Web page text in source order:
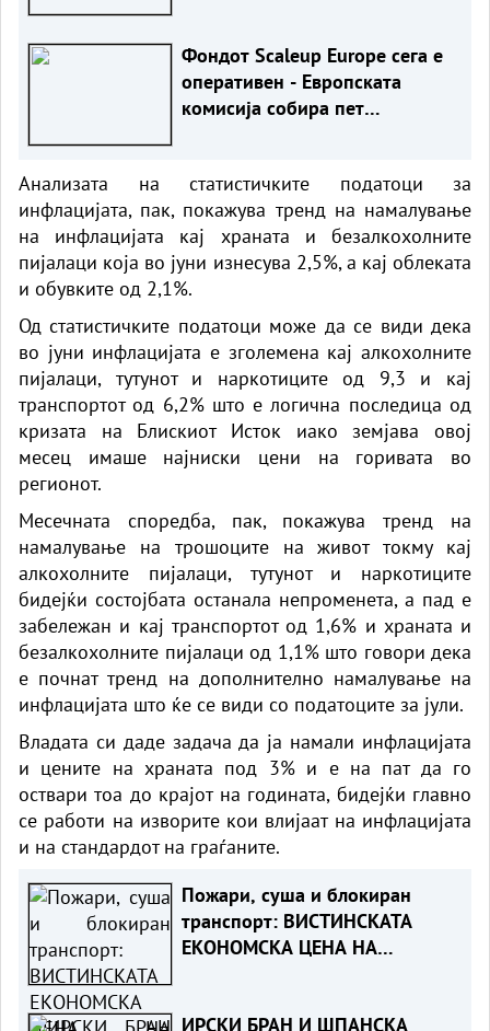
Фондот Scaleup Europe сега е
оперативен - Европската
комисија собира пет
Анализата на статистичките податоци за
инфлацијата, пак, покажува тренд на намалување
на инфлацијата кај храната и безалкохолните
пијалаци која во јуни изнесува 2,5%, а кај облеката
и обувките од 2,1%.
Од статистичките податоци може да се види дека
во јуни инфлацијата е зголемена кај алкохолните
пијалаци, тутунот и наркотиците од 9,3 и кај
транспортот од 6,2% што е логична последица од
кризата на Блискиот Исток иако земјава овој
месец имаше најниски цени на горивата во
регионот.
Месечната споредба, пак, покажува тренд на
намалување на трошоците на живот токму кај
алкохолните пијалаци, тутунот и наркотиците
бидејќи состојбата останала непроменета, а пад е
забележан и кај транспортот од 1,6% и храната и
безалкохолните пијалаци од 1,1% што говори дека
е почнат тренд на дополнително намалување на
инфлацијата што ќе се види со податоците за јули.
Владата си даде задача да ја намали инфлацијата
и цените на храната под 3% и е на пат да го
оствари тоа до крајот на годината, бидејќи главно
се работи на изворите кои влијаат на инфлацијата
и на стандардот на граѓаните.
Пожари, суша и блокиран
транспорт: ВИСТИНСКАТА
ЕКОНОМСКА ЦЕНА НА
ИРСКИ БРАН И ШПАНСКА